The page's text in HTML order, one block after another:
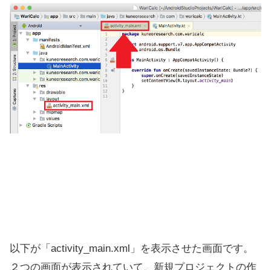
以下が「activity_main.xml」を表示させた画面です。
２つの画面が表示されていて、新規プロジェクトの作